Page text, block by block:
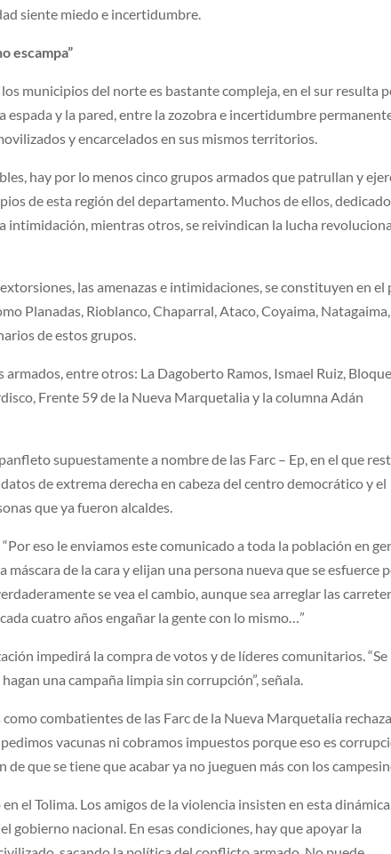
siente miedo e incertidumbre.
escampa”
municipios del norte es bastante compleja, en el sur resulta
espada y la pared, entre la zozobra e incertidumbre
y encarcelados en sus mismos territorios.
hay por lo menos cinco grupos armados que patrullan y
de esta región del departamento. Muchos de ellos,
intimidación, mientras otros, se reivindican la lucha
las amenazas e intimidaciones, se constituyen en el
Planadas, Rioblanco, Chaparral, Ataco, Coyaima, Natagaima,
de estos grupos.
entre otros: La Dagoberto Ramos, Ismael Ruiz, Bloque
Frente 59 de la Nueva Marquetalia y la columna Adán
supuestamente a nombre de las Farc – Ep, en el que
de extrema derecha en cabeza del centro democrático y el
que ya fueron alcaldes.
eso le enviamos este comunicado a toda la población en
máscara de la cara y elijan una persona nueva que se esfuerce
se vea el cambio, aunque sea arreglar las
cuatro años engañar la gente con lo mismo…”
impedirá la compra de votos y de líderes comunitarios. “Se
una campaña limpia sin corrupción”, señala.
combatientes de las Farc de la Nueva Marquetalia
vacunas ni cobramos impuestos porque eso es
que se tiene que acabar ya no jueguen más con los
el Tolima. Los amigos de la violencia insisten en esta
gobierno nacional. En esas condiciones, hay que apoyar la